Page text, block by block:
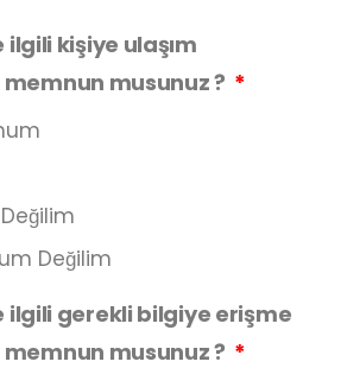
kişiye ulaşım
memnun musunuz ?
Değilim
ilgili gerekli bilgiye erişme
memnun musunuz ?